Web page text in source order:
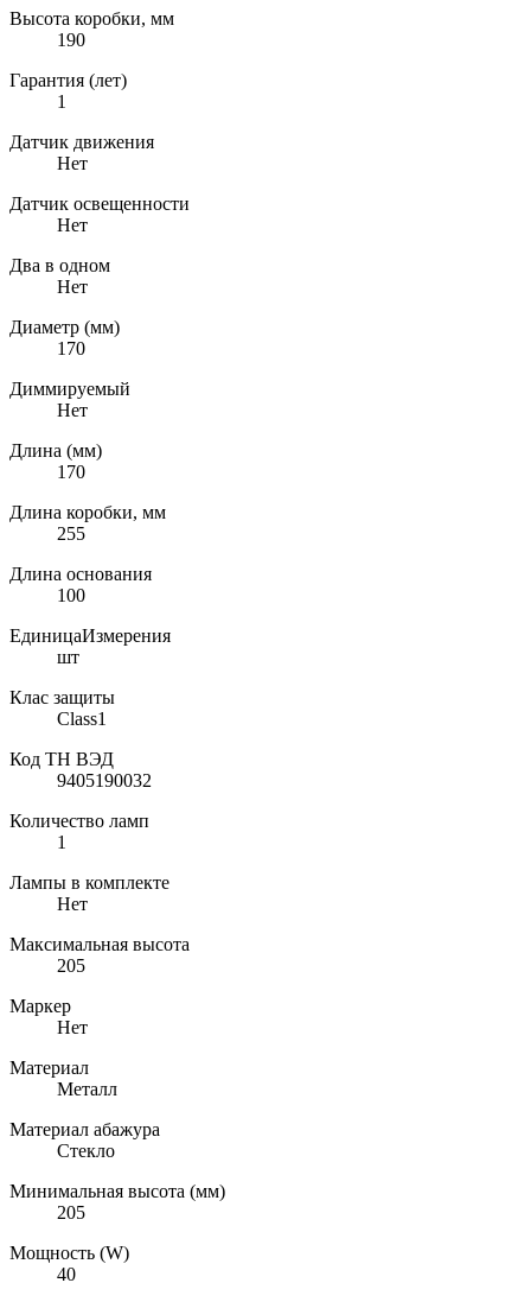
Высота коробки, мм
190
Гарантия (лет)
1
Датчик движения
Нет
Датчик освещенности
Нет
Два в одном
Нет
Диаметр (мм)
170
Диммируемый
Нет
Длина (мм)
170
Длина коробки, мм
255
Длина основания
100
ЕдиницаИзмерения
шт
Клас защиты
Class1
Код ТН ВЭД
9405190032
Количество ламп
1
Лампы в комплекте
Нет
Максимальная высота
205
Маркер
Нет
Материал
Металл
Материал абажура
Стекло
Минимальная высота (мм)
205
Мощность (W)
40